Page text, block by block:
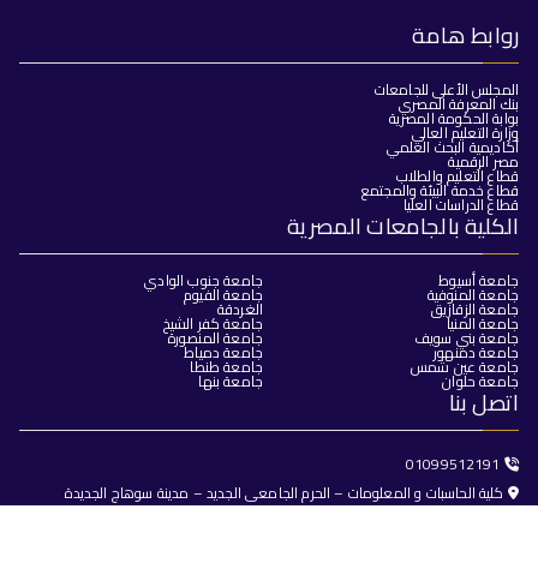
روابط هامة
المجلس الأعلى للجامعات
بنك المعرفة المصري
بوابة الحكومة المصرية
وزارة التعليم العالي
أكاديمية البحث العلمي
مصر الرقمية
قطاع التعليم والطلاب
قطاع خدمة البيئة والمجتمع
قطاع الدراسات العليا
الكلية بالجامعات المصرية
جامعة أسيوط
جامعة المنوفية
جامعة الزقازيق
جامعة المنيا
جامعة بني سويف
جامعة دمنهور
جامعة عين شمس
جامعة حلوان
جامعة جنوب الوادي
جامعة الفيوم
الغردقة
جامعة كفر الشيخ
جامعة المنصورة
جامعة دمياط
جامعة طنطا
جامعة بنها
اتصل بنا
01099512191
كلية الحاسبات و المعلومات – الحرم الجامعى الجديد – مدينة سوهاج الجديدة